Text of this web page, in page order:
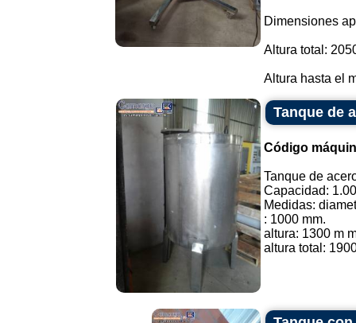
Dimensiones
Altura total:
Altura hasta el
Tanque de
Código
Tanque de
Capacidad:
Medidas:
: 1000 mm.
altura: 1300 m
altura total: